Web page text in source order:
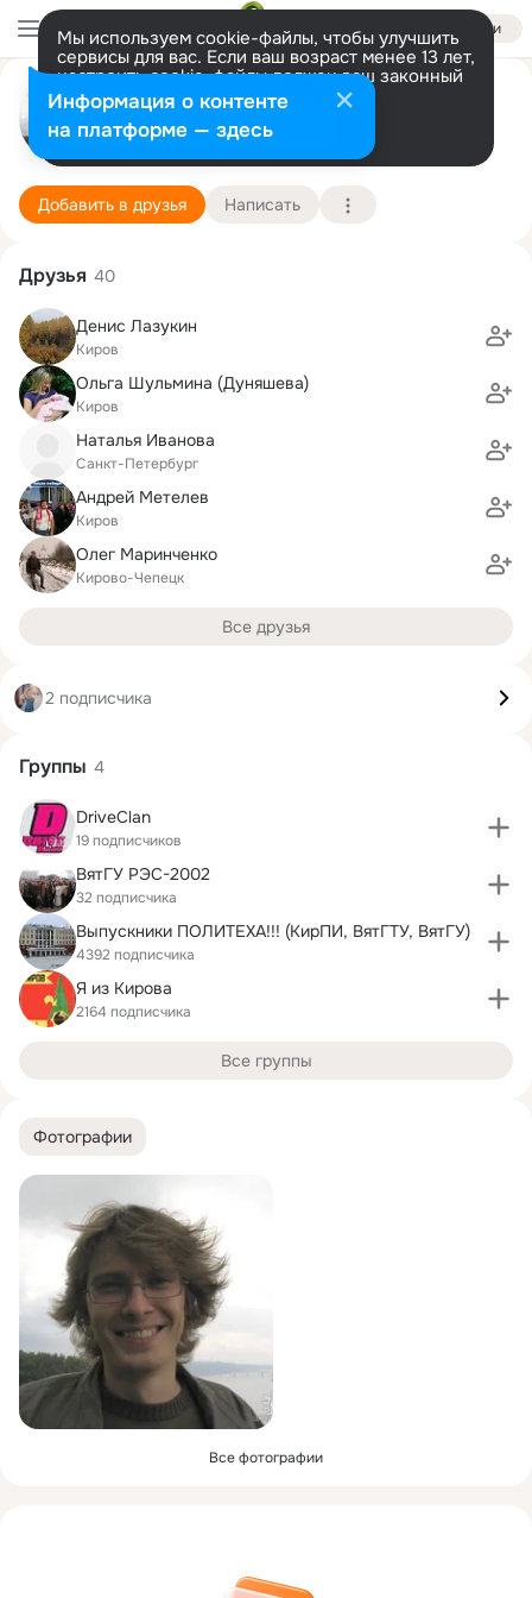
Войти
Мы используем cookie-файлы, чтобы улучшить
сервисы для вас. Если ваш возраст менее 13 лет,
настроить cookie-файлы должен ваш законный
представитель. Больше информации
Разрешить все Настроить
Иван Михалицын
Нижний Новгород
Кировский экономико-правовой лицей
Подробнее
Добавить в друзья Написать
Фотографии
Все фотографии
Друзья 40
Денис Лазукин
Киров
Ольга Шульмина (Дуняшева)
Киров
Наталья Иванова
Санкт-Петербург
Андрей Метелев
Киров
Олег Маринченко
Кирово-Чепецк
Все друзья
2 подписчика
Группы 4
DriveClan
19 подписчиков
ВятГУ РЭС-2002
32 подписчика
Выпускники ПОЛИТЕХА!!! (КирПИ, ВятГТУ, ВятГУ)
4392 подписчика
Я из Кирова
2164 подписчика
Все группы
Информация о контенте
на платформе — здесь